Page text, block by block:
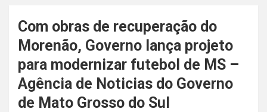
Com obras de recuperação do
Morenão, Governo lança projeto
para modernizar futebol de MS –
Agência de Noticias do Governo
de Mato Grosso do Sul